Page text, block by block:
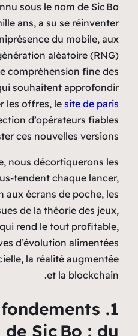
sous le nom de Sic Bo
ans, a su se réinventer
du mobile, aux
aléatoire (RNG)
compréhension fine des
souhaitent approfondir
les offres, le site de paris
d’opérateurs fiables
ces nouvelles versions.
nous décortiquerons les
tendent chaque lancer,
aux écrans de poche, les
de la théorie des jeux,
rend le tout profitable,
d’évolution alimentées
la réalité augmentée
et la blockchain.
fondements
Sic Bo : du